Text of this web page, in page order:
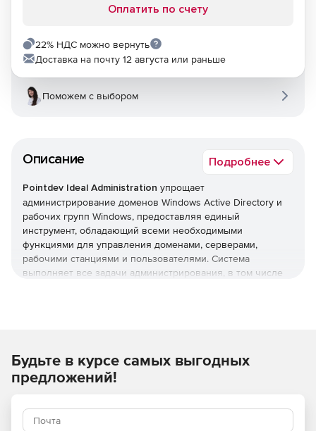
Описание Подробнее
Pointdev Ideal Administration упрощает
администрирование доменов Windows Active Directory и
рабочих групп Windows, предоставляя единый
инструмент, обладающий всеми необходимыми
функциями для управления доменами, серверами,
рабочими станциями и пользователями. Система
выполняет все задачи администрирования, в том числе
Основные функции:
Полнофункциональное централизованное
Оплатить по счету
22% НДС можно вернуть
Доставка на почту 12 августа или раньше
Поможем с выбором
Будьте в курсе самых выгодных
предложений!